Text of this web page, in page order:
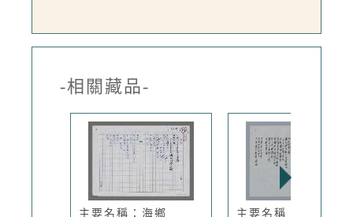
-相關藏品-
主要名稱：海鄉 主要名稱：孟樊小